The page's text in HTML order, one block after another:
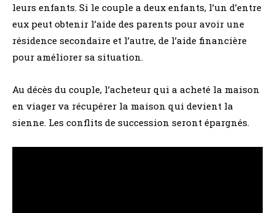
leurs enfants. Si le couple a deux enfants, l’un d’entre
eux peut obtenir l’aide des parents pour avoir une
résidence secondaire et l’autre, de l’aide financière
pour améliorer sa situation.
Au décès du couple, l’acheteur qui a acheté la maison
en viager va récupérer la maison qui devient la
sienne. Les conflits de succession seront épargnés.